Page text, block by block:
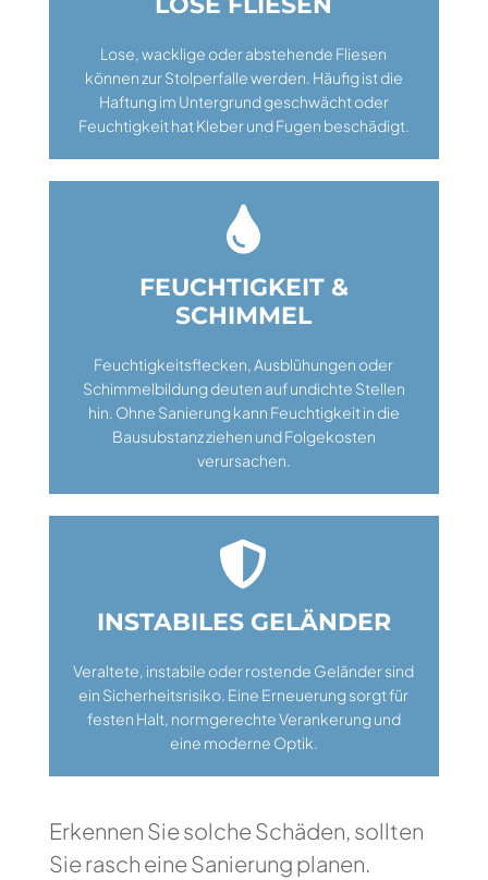
Lose, wacklige oder abstehende Fliesen
können zur Stolperfalle werden. Häufig ist die
Haftung im Untergrund geschwächt oder
Feuchtigkeit hat Kleber und Fugen beschädigt.

FEUCHTIGKEIT &
SCHIMMEL
Feuchtigkeitsflecken, Ausblühungen oder
Schimmelbildung deuten auf undichte Stellen
hin. Ohne Sanierung kann Feuchtigkeit in die
Bausubstanz ziehen und Folgekosten
verursachen.

INSTABILES GELÄNDER
Veraltete, instabile oder rostende Geländer sind
ein Sicherheitsrisiko. Eine Erneuerung sorgt für
festen Halt, normgerechte Verankerung und
eine moderne Optik.
Erkennen Sie solche Schäden, sollten
Sie rasch eine Sanierung planen.